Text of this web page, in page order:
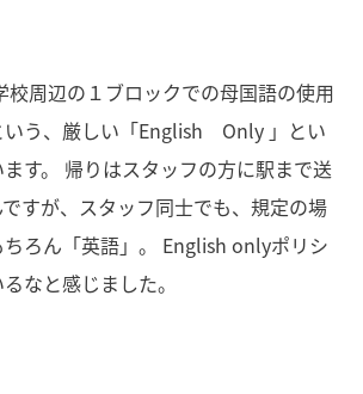
校周辺の１ブロックでの母国語の使用
いう、厳しい「English Only 」とい
す。 帰りはスタッフの方に駅まで送
すが、スタッフ同士でも、規定の場
ろん「英語」。 English onlyポリシ
なと感じました。